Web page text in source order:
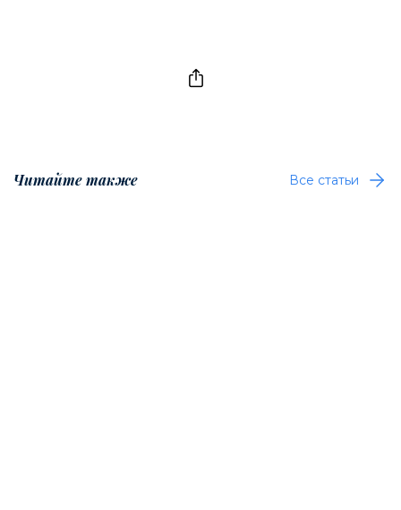
Читайте также Все статьи